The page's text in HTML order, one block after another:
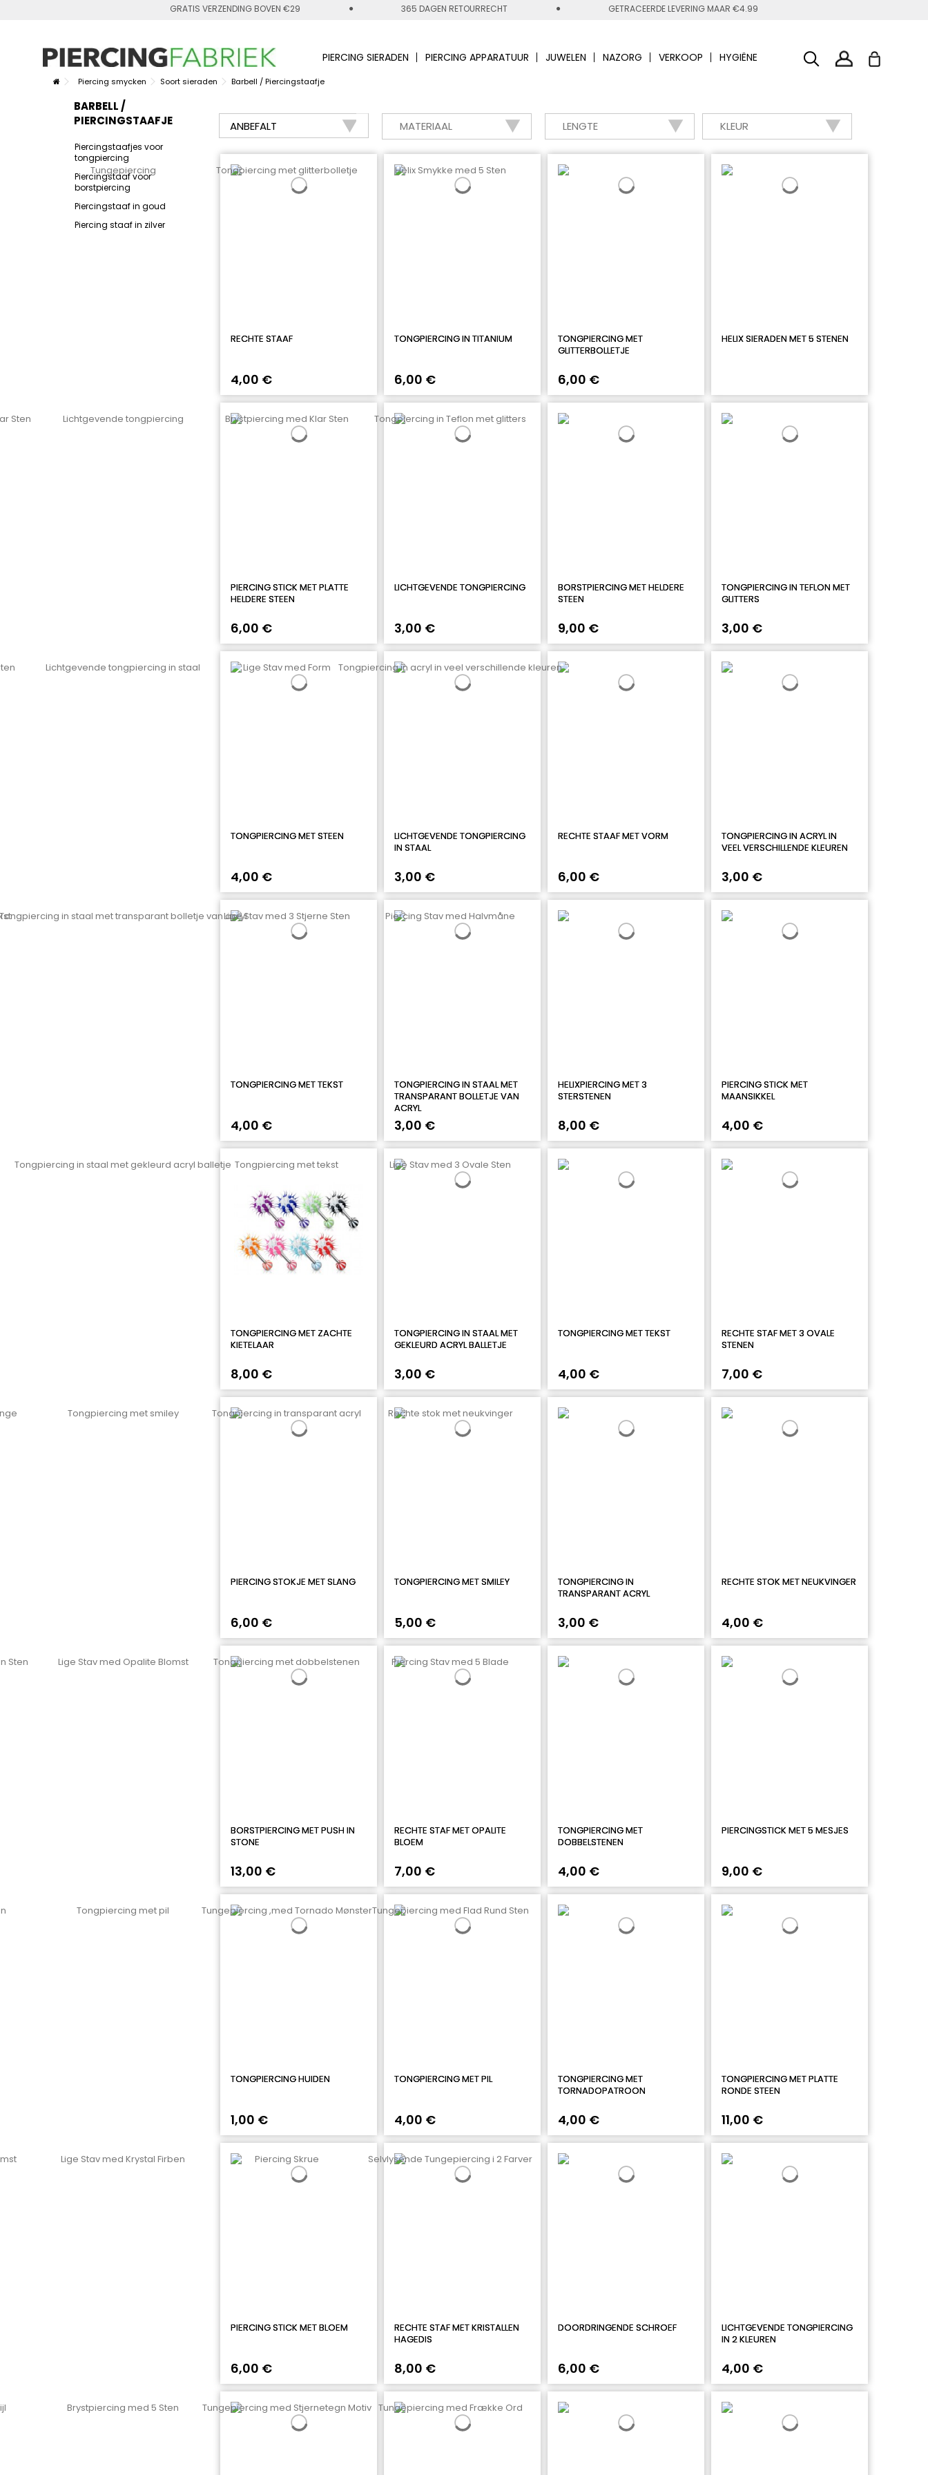
GRATIS VERZENDING BOVEN €29 365 DAGEN RETOURRECHT GETRACEERDE LEVERING MAAR €4.99
PIERCING SIERADEN PIERCING APPARATUUR JUWELEN NAZORG VERKOOP HYGIËNE
Piercing smycken Soort sieraden Barbell / Piercingstaafje
BARBELL /
PIERCINGSTAAFJE
Piercingstaafjes voor
tongpiercing
Piercingstaaf voor
borstpiercing
Piercingstaaf in goud
Piercing staaf in zilver
MATERIAAL LENGTE KLEUR
RECHTE STAAF
4,00 €
TONGPIERCING IN TITANIUM
6,00 €
TONGPIERCING MET
GLITTERBOLLETJE
6,00 €
HELIX SIERADEN MET 5 STENEN
PIERCING STICK MET PLATTE
HELDERE STEEN
6,00 €
LICHTGEVENDE TONGPIERCING
3,00 €
BORSTPIERCING MET HELDERE
STEEN
9,00 €
TONGPIERCING IN TEFLON MET
GLITTERS
3,00 €
TONGPIERCING MET STEEN
4,00 €
LICHTGEVENDE TONGPIERCING
IN STAAL
3,00 €
RECHTE STAAF MET VORM
6,00 €
TONGPIERCING IN ACRYL IN
VEEL VERSCHILLENDE KLEUREN
3,00 €
TONGPIERCING MET TEKST
4,00 €
TONGPIERCING IN STAAL MET
TRANSPARANT BOLLETJE VAN
ACRYL
3,00 €
HELIXPIERCING MET 3
STERSTENEN
8,00 €
PIERCING STICK MET
MAANSIKKEL
4,00 €
TONGPIERCING MET ZACHTE
KIETELAAR
8,00 €
TONGPIERCING IN STAAL MET
GEKLEURD ACRYL BALLETJE
3,00 €
TONGPIERCING MET TEKST
4,00 €
RECHTE STAF MET 3 OVALE
STENEN
7,00 €
PIERCING STOKJE MET SLANG
6,00 €
TONGPIERCING MET SMILEY
5,00 €
TONGPIERCING IN
TRANSPARANT ACRYL
3,00 €
RECHTE STOK MET NEUKVINGER
4,00 €
BORSTPIERCING MET PUSH IN
STONE
13,00 €
RECHTE STAF MET OPALITE
BLOEM
7,00 €
TONGPIERCING MET
DOBBELSTENEN
4,00 €
PIERCINGSTICK MET 5 MESJES
9,00 €
TONGPIERCING HUIDEN
1,00 €
TONGPIERCING MET PIL
4,00 €
TONGPIERCING MET
TORNADOPATROON
4,00 €
TONGPIERCING MET PLATTE
RONDE STEEN
11,00 €
PIERCING STICK MET BLOEM
6,00 €
RECHTE STAF MET KRISTALLEN
HAGEDIS
8,00 €
DOORDRINGENDE SCHROEF
6,00 €
LICHTGEVENDE TONGPIERCING
IN 2 KLEUREN
4,00 €